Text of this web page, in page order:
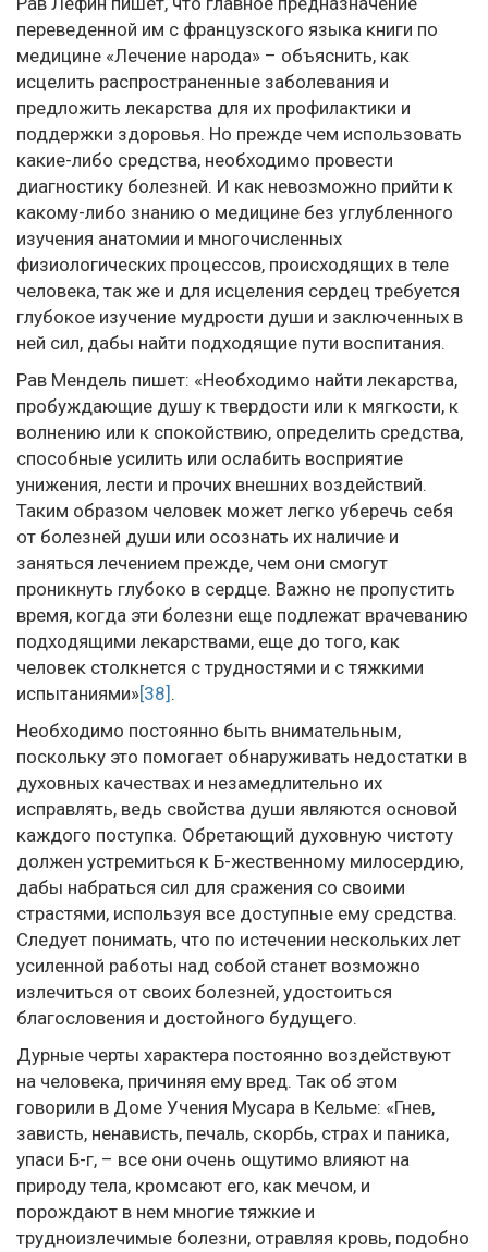
переведенной им с французского языка книги по
медицине «Лечение народа» – объяснить, как
исцелить распространенные заболевания и
предложить лекарства для их профилактики и
поддержки здоровья. Но прежде чем использовать
какие-либо средства, необходимо провести
диагностику болезней. И как невозможно прийти к
какому-либо знанию о медицине без углубленного
изучения анатомии и многочисленных
физиологических процессов, происходящих в теле
человека, так же и для исцеления сердец требуется
глубокое изучение мудрости души и заключенных в
ней сил, дабы найти подходящие пути воспитания.
Рав Мендель пишет: «Необходимо найти лекарства,
пробуждающие душу к твердости или к мягкости, к
волнению или к спокойствию, определить средства,
способные усилить или ослабить восприятие
унижения, лести и прочих внешних воздействий.
Таким образом человек может легко уберечь себя
от болезней души или осознать их наличие и
заняться лечением прежде, чем они смогут
проникнуть глубоко в сердце. Важно не пропустить
время, когда эти болезни еще подлежат врачеванию
подходящими лекарствами, еще до того, как
человек столкнется с трудностями и с тяжкими
испытаниями»[38] .
Необходимо постоянно быть внимательным,
поскольку это помогает обнаруживать недостатки в
духовных качествах и незамедлительно их
исправлять, ведь свойства души являются основой
каждого поступка. Обретающий духовную чистоту
должен устремиться к Б-жественному милосердию,
дабы набраться сил для сражения со своими
страстями, используя все доступные ему средства.
Следует понимать, что по истечении нескольких лет
усиленной работы над собой станет возможно
излечиться от своих болезней, удостоиться
благословения и достойного будущего.
Дурные черты характера постоянно воздействуют
на человека, причиняя ему вред. Так об этом
говорили в Доме Учения Мусара в Кельме: «Гнев,
зависть, ненависть, печаль, скорбь, страх и паника,
упаси Б-г, – все они очень ощутимо влияют на
природу тела, кромсают его, как мечом, и
порождают в нем многие тяжкие и
трудноизлечимые болезни, отравляя кровь, подобно